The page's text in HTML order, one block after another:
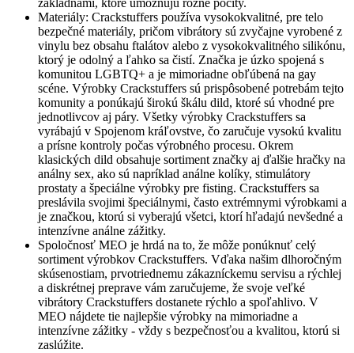
základňami, ktoré umožňujú rôzne pocity.
Materiály: Crackstuffers používa vysokokvalitné, pre telo
bezpečné materiály, pričom vibrátory sú zvyčajne vyrobené z
vinylu bez obsahu ftalátov alebo z vysokokvalitného silikónu,
ktorý je odolný a ľahko sa čistí. Značka je úzko spojená s
komunitou LGBTQ+ a je mimoriadne obľúbená na gay
scéne. Výrobky Crackstuffers sú prispôsobené potrebám tejto
komunity a ponúkajú širokú škálu dild, ktoré sú vhodné pre
jednotlivcov aj páry. Všetky výrobky Crackstuffers sa
vyrábajú v Spojenom kráľovstve, čo zaručuje vysokú kvalitu
a prísne kontroly počas výrobného procesu. Okrem
klasických dild obsahuje sortiment značky aj ďalšie hračky na
análny sex, ako sú napríklad análne kolíky, stimulátory
prostaty a špeciálne výrobky pre fisting. Crackstuffers sa
preslávila svojimi špeciálnymi, často extrémnymi výrobkami a
je značkou, ktorú si vyberajú všetci, ktorí hľadajú nevšedné a
intenzívne análne zážitky.
Spoločnosť MEO je hrdá na to, že môže ponúknuť celý
sortiment výrobkov Crackstuffers. Vďaka našim dlhoročným
skúsenostiam, prvotriednemu zákazníckemu servisu a rýchlej
a diskrétnej preprave vám zaručujeme, že svoje veľké
vibrátory Crackstuffers dostanete rýchlo a spoľahlivo. V
MEO nájdete tie najlepšie výrobky na mimoriadne a
intenzívne zážitky - vždy s bezpečnosťou a kvalitou, ktorú si
zaslúžite.